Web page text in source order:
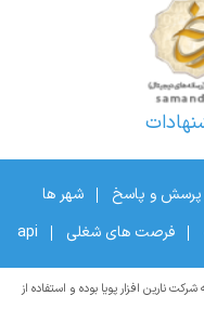
پرسش و پاسخ
شهر ها
فرصت های شغلی api
و معنوی سایت سفر۷۲۴ متعلق به شرکت نارین افزار پویا بوده و استفاده از